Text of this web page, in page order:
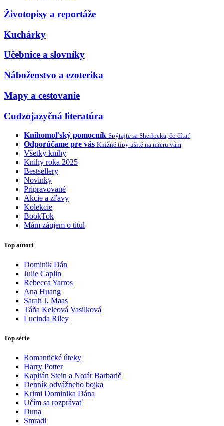
Životopisy a reportáže
Kuchárky
Učebnice a slovníky
Náboženstvo a ezoterika
Mapy a cestovanie
Cudzojazyčná literatúra
Knihomoľský pomocník Spýtajte sa Sherlocka, čo čítať
Odporúčame pre vás Knižné tipy ušité na mieru vám
Všetky knihy
Knihy roka 2025
Bestsellery
Novinky
Pripravované
Akcie a zľavy
Kolekcie
BookTok
Mám záujem o titul
Top autori
Dominik Dán
Julie Caplin
Rebecca Yarros
Ana Huang
Sarah J. Maas
Táňa Keleová Vasilková
Lucinda Riley
Top série
Romantické úteky
Harry Potter
Kapitán Stein a Notár Barbarič
Denník odvážneho bojka
Krimi Dominika Dána
Učím sa rozprávať
Duna
Smradi